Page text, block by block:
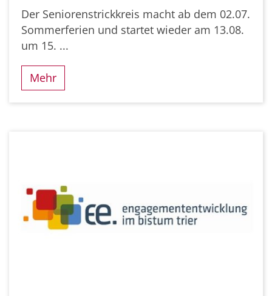
Der Seniorenstrickkreis macht ab dem 02.07.
Sommerferien und startet wieder am 13.08.
um 15. ...
Mehr